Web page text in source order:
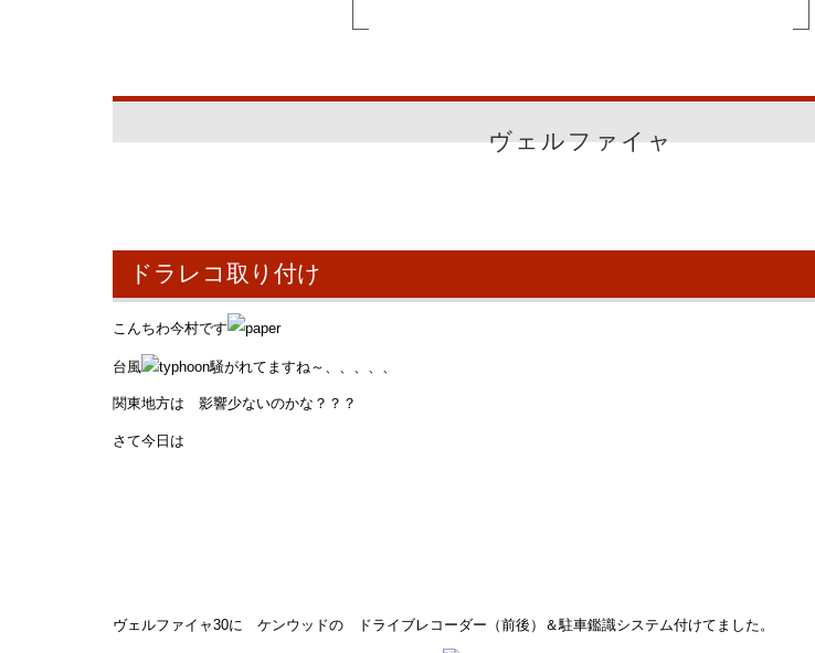
ヴェルファイャ
ドラレコ取り付け
こんちわ今村です
台風 騒がれてますね～、、、、、
関東地方は 影響少ないのかな？？？
さて今日は
ヴェルファイャ30に ケンウッドの ドライブレコーダー（前後）＆駐車鑑識システム付けてました。